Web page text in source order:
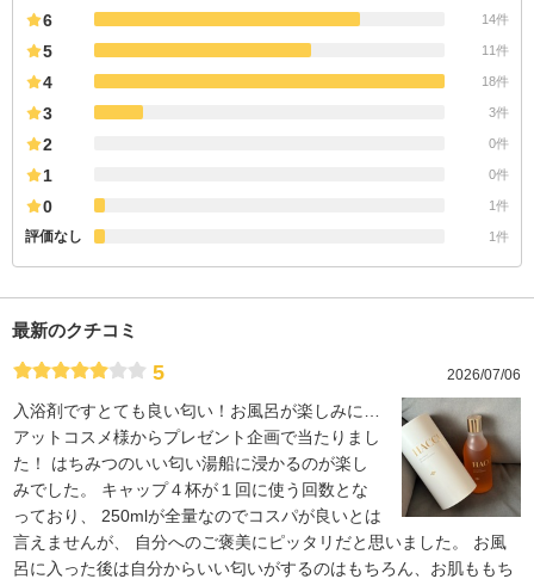
6 14件
5 11件
4 18件
3 3件
2 0件
1 0件
0 1件
評価なし 1件
最新のクチコミ
5 2026/07/06
入浴剤ですとても良い匂い！お風呂が楽しみに…
アットコスメ様からプレゼント企画で当たりまし
た！ はちみつのいい匂い湯船に浸かるのが楽し
みでした。 キャップ４杯が１回に使う回数とな
っており、 250mlが全量なのでコスパが良いとは
言えませんが、 自分へのご褒美にピッタリだと思いました。 お風
呂に入った後は自分からいい匂いがするのはもちろん、お肌ももち